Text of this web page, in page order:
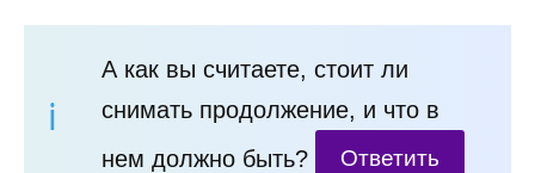
А как вы считаете, стоит ли
снимать продолжение, и что в
нем должно быть?
Ответить